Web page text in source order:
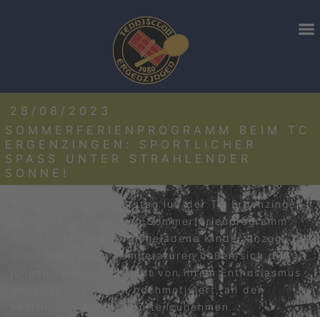
28/08/2023
SOMMERFERIENPROGRAMM BEIM TC
ERGENZINGEN: SPORTLICHER
SPASS UNTER STRAHLENDER S
ONNE!
Vergangenen Donnerstag lud der TC Ergenzingen
zu einem aufregenden Sommerferienprogramm
ein, das sechs energiegeladene Kinder anzog.
Trotz der heißen Temperaturen ließen sich die
jungen Teilnehmer nicht von ihrem Enthusiasmus
abhalten und waren hochmotiviert, an den
sportlichen Aktivitäten teilzunehmen.